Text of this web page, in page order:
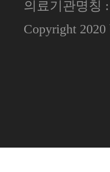
의료기관명칭
Copyright